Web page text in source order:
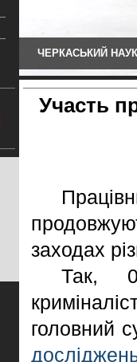
ЧЕРКАСЬКИЙ
Участь
заходах
Так,
головний